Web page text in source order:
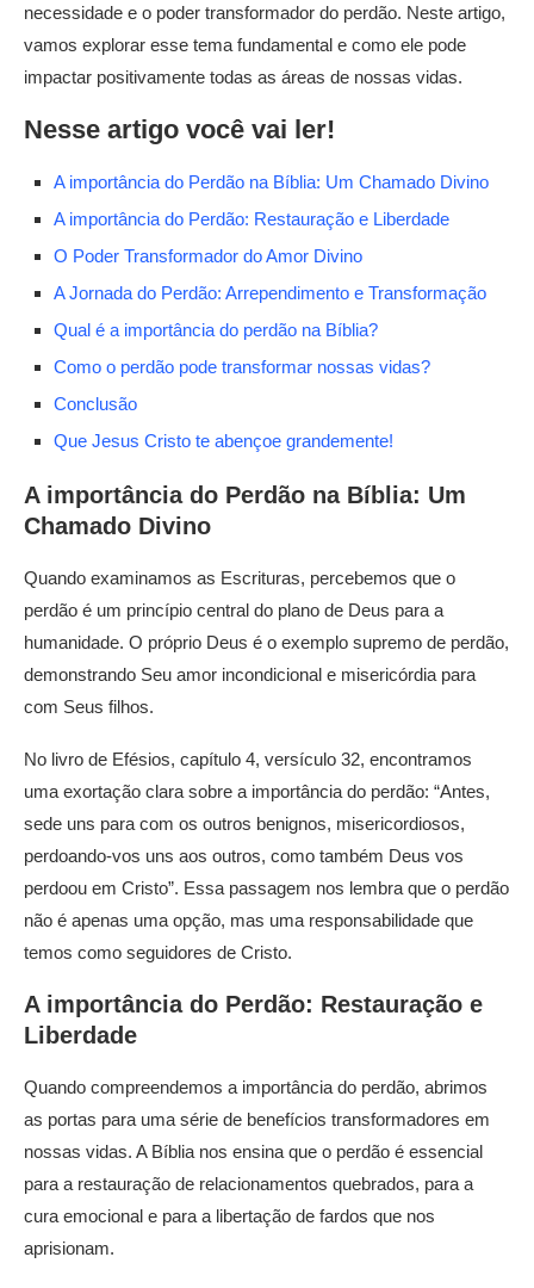
necessidade e o poder transformador do perdão. Neste artigo,
vamos explorar esse tema fundamental e como ele pode
impactar positivamente todas as áreas de nossas vidas.
Nesse artigo você vai ler!
A importância do Perdão na Bíblia: Um Chamado Divino
A importância do Perdão: Restauração e Liberdade
O Poder Transformador do Amor Divino
A Jornada do Perdão: Arrependimento e Transformação
Qual é a importância do perdão na Bíblia?
Como o perdão pode transformar nossas vidas?
Conclusão
Que Jesus Cristo te abençoe grandemente!
A importância do Perdão na Bíblia: Um
Chamado Divino
Quando examinamos as Escrituras, percebemos que o
perdão é um princípio central do plano de Deus para a
humanidade. O próprio Deus é o exemplo supremo de perdão,
demonstrando Seu amor incondicional e misericórdia para
com Seus filhos.
No livro de Efésios, capítulo 4, versículo 32, encontramos
uma exortação clara sobre a importância do perdão: “Antes,
sede uns para com os outros benignos, misericordiosos,
perdoando-vos uns aos outros, como também Deus vos
perdoou em Cristo”. Essa passagem nos lembra que o perdão
não é apenas uma opção, mas uma responsabilidade que
temos como seguidores de Cristo.
A importância do Perdão: Restauração e
Liberdade
Quando compreendemos a importância do perdão, abrimos
as portas para uma série de benefícios transformadores em
nossas vidas. A Bíblia nos ensina que o perdão é essencial
para a restauração de relacionamentos quebrados, para a
cura emocional e para a libertação de fardos que nos
aprisionam.